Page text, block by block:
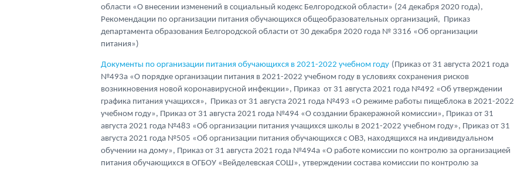
области «О внесении изменений в социальный кодекс Белгородской области» (24 декабря 2020 года),
Рекомендации по организации питания обучающихся общеобразовательных организаций, Приказ
департамента образования Белгородской области от 30 декабря 2020 года № 3316 «Об организации
питания»)
Документы по организации питания обучающихся в 2021-2022 учебном году (Приказ от 31 августа 2021 года
№493а «О порядке организации питания в 2021-2022 учебном году в условиях сохранения рисков
возникновения новой коронавирусной инфекции», Приказ от 31 августа 2021 года №492 «Об утверждении
графика питания учащихся», Приказ от 31 августа 2021 года №493 «О режиме работы пищеблока в 2021-2022
учебном году», Приказ от 31 августа 2021 года №494 «О создании бракеражной комиссии», Приказ от 31
августа 2021 года №483 «Об организации питания учащихся школы в 2021-2022 учебном году», Приказ от 31
августа 2021 года №505 «Об организации питания обучающихся с ОВЗ, находящихся на индивидуальном
обучении на дому», Приказ от 31 августа 2021 года №494а «О работе комиссии по контролю за организацией
питания обучающихся в ОГБОУ «Вейделевская СОШ», утверждении состава комиссии по контролю за